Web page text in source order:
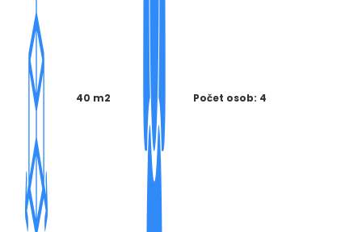
40 m2 Počet osob: 4